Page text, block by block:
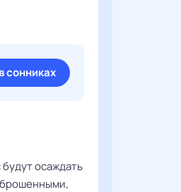
сонниках
осаждать